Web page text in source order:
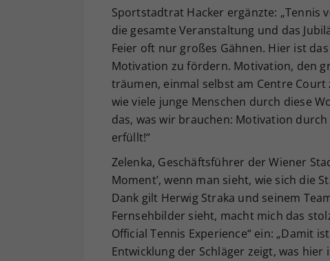
Sportstadtrat Hacker ergänzte: „Tennis
die gesamte Veranstaltung und das
Feier oft nur großes Gähnen. Hier ist
Motivation zu fördern. Motivation, den
träumen, einmal selbst am Centre
wie viele junge Menschen durch diese
das, was wir brauchen: Motivation
erfüllt!“
Zelenka, Geschäftsführer der Wiener
Moment’, wenn man sieht, wie sich die
Dank gilt Herwig Straka und seinem
Fernsehbilder sieht, macht mich das
Official Tennis Experience“ ein: „Damit
Entwicklung der Schläger zeigt, was